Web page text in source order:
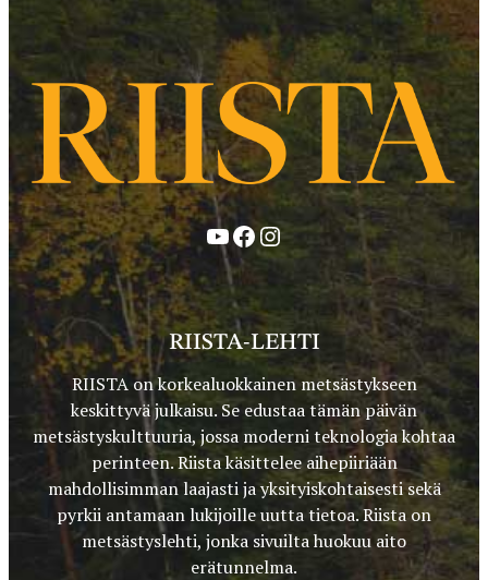
YouTube
Facebook
Instagram
RIISTA-LEHTI
RIISTA on korkealuokkainen metsästykseen
keskittyvä julkaisu. Se edustaa tämän päivän
metsästyskulttuuria, jossa moderni teknologia kohtaa
perinteen. Riista käsittelee aihepiiriään
mahdollisimman laajasti ja yksityiskohtaisesti sekä
pyrkii antamaan lukijoille uutta tietoa. Riista on
metsästyslehti, jonka sivuilta huokuu aito
erätunnelma.